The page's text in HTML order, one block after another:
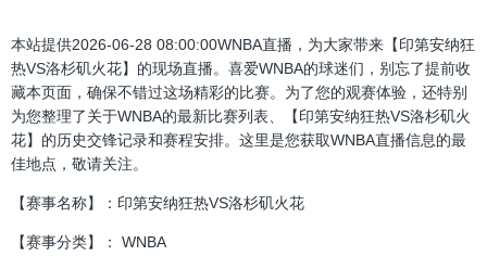
本站提供2026-06-28 08:00:00WNBA直播，为大家带来【印第安纳狂
热VS洛杉矶火花】的现场直播。喜爱WNBA的球迷们，别忘了提前收
藏本页面，确保不错过这场精彩的比赛。为了您的观赛体验，还特别
为您整理了关于WNBA的最新比赛列表、【印第安纳狂热VS洛杉矶火
花】的历史交锋记录和赛程安排。这里是您获取WNBA直播信息的最
佳地点，敬请关注。
【赛事名称】：印第安纳狂热VS洛杉矶火花
【赛事分类】： WNBA